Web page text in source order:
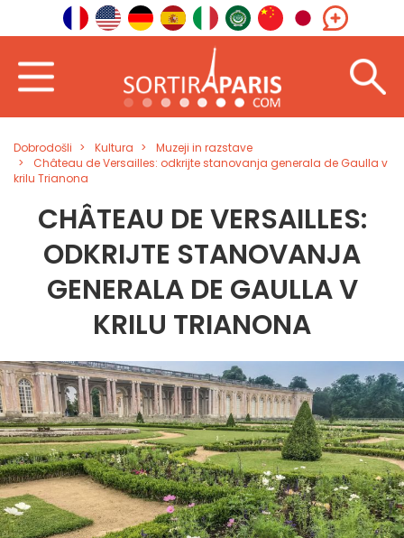
Dobrodošli Kultura
Muzeji in razstave
Château de Versailles: odkrijte stanovanja generala de Gaulla v
krilu Trianona
CHÂTEAU DE VERSAILLES:
ODKRIJTE STANOVANJA
GENERALA DE GAULLA V
KRILU TRIANONA